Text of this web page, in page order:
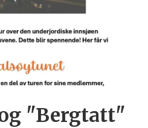
"Bergtatt"